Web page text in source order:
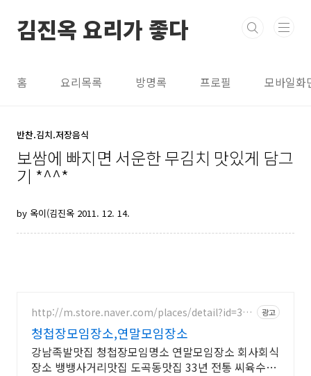
김진옥 요리가 좋다
홈 요리목록 방명록 프로필 모바일화
반찬.김치.저장음식
보쌈에 빠지면 서운한 무김치 맛있게 담그
기 *^^*
by 옥이(김진옥 2011. 12. 14.
http://m.store.naver.com/places/detail?id=382
광고
청첩장모임장소,연말모임장소
강남족발맛집 청첩장모임명소 연말모임장소 회사회식
장소 뱅뱅사거리맛집 도곡동맛집 33년 전통 씨육수로